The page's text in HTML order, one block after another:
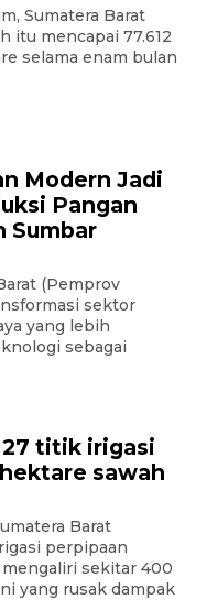
Sumatera Barat
itu mencapai 77.612
selama enam bulan
Modern Jadi
Pangan
Sumbar
(Pemprov
sektor
yang lebih
sebagai
27 titik irigasi
sawah
Barat
perpipaan
mengaliri sekitar 400
yang rusak dampak